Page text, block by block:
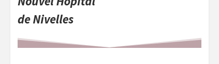
de Nivelles